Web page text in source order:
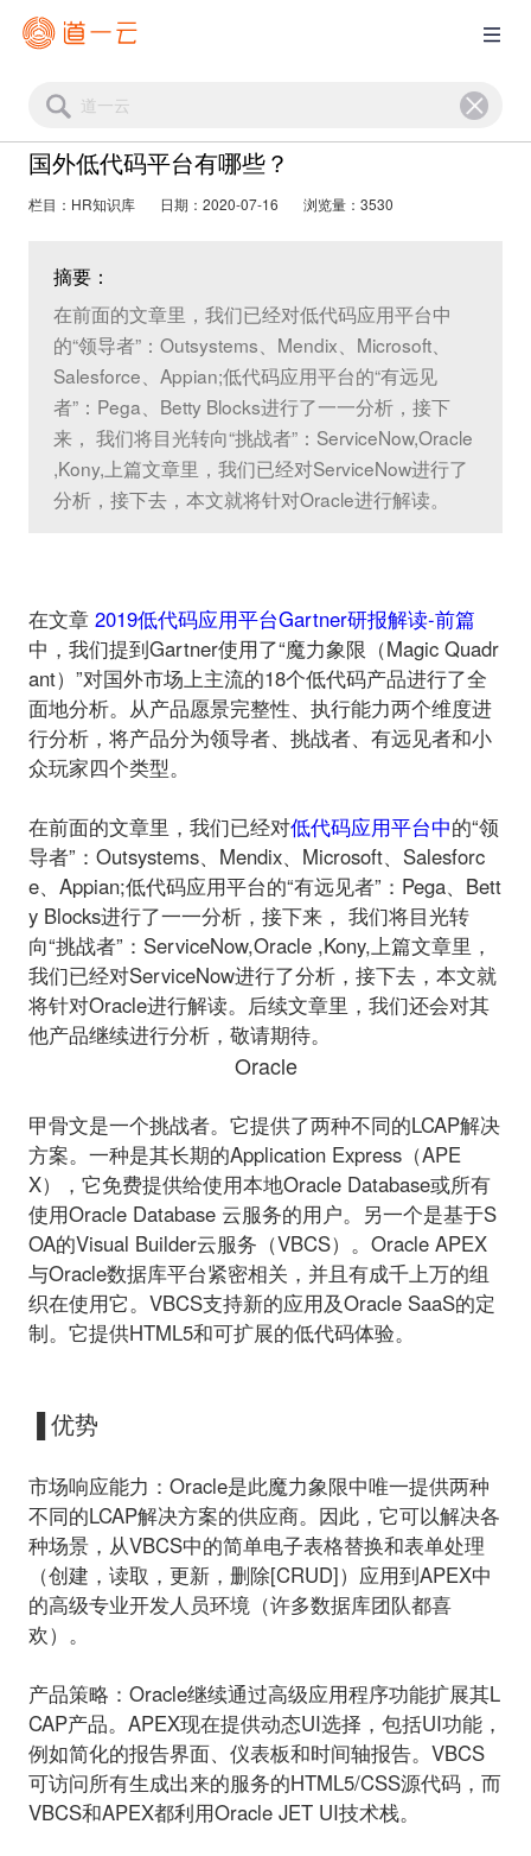
国外低代码平台有哪些？
栏目：HR知识库 日期：2020-07-16 浏览量：3530
摘要：
在前面的文章里，我们已经对低代码应用平台中
的“领导者”：Outsystems、Mendix、Microsoft、
Salesforce、Appian;低代码应用平台的“有远见
者”：Pega、Betty Blocks进行了一一分析，接下
来， 我们将目光转向“挑战者”：ServiceNow,Oracle
,Kony,上篇文章里，我们已经对ServiceNow进行了
分析，接下去，本文就将针对Oracle进行解读。
在文章 2019低代码应用平台Gartner研报解读-前篇
中，我们提到Gartner使用了“魔力象限 （Magic Quadr
ant）”对国外市场上主流的18个低代码产品进行了全
面地分析。从产品愿景完整性、执行能力两个维度进
行分析，将产品分为领导者、挑战者、有远见者和小
众玩家四个类型。
在前面的文章里，我们已经对低代码应用平台中的“领
导者”：Outsystems、Mendix、Microsoft、Salesforc
e、Appian;低代码应用平台的“有远见者”：Pega、Bett
y Blocks进行了一一分析，接下来， 我们将目光转
向“挑战者”： ServiceNow,Oracle ,Kony,上篇文章里，
我们已经对ServiceNow进行了分析，接下去，本文就
将针对Oracle进行解读。后续文章里，我们还会对其
Oracle
甲骨文是一个挑战者。它提供了两种不同的LCAP解决
方案。一种是其长期的Application Express（APE
X），它免费提供给使用本地Oracle Database或所有
使用Oracle Database 云服务的用户。另一个是基于S
OA的Visual Builder云服务（VBCS）。Oracle APEX
与Oracle数据库平台紧密相关，并且有成千上万的组
织在使用它。VBCS支持新的应用及Oracle SaaS的定
制。它提供HTML5和可扩展的低代码体验。
▐ 优势
市场响应能力： Oracle是此魔力象限中唯一提供两种
不同的LCAP解决方案的供应商。因此，它可以解决各
种场景，从VBCS中的简单电子表格替换和表单处理
（创建，读取，更新，删除[CRUD]）应用到APEX中
的高级专业开发人员环境（许多数据库团队都喜
欢）。
产品策略： Oracle继续通过高级应用程序功能扩展其L
CAP产品。APEX现在提供动态UI选择，包括UI功能，
例如简化的报告界面、仪表板和时间轴报告。VBCS
可访问所有生成出来的服务的HTML5/CSS源代码，而
VBCS和APEX都利用Oracle JET UI技术栈。